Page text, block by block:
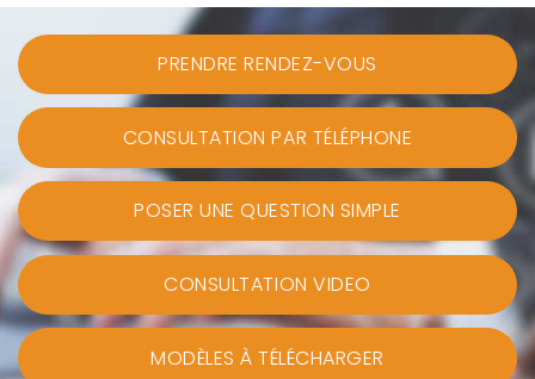
PRENDRE RENDEZ-VOUS
CONSULTATION PAR TÉLÉPHONE
POSER UNE QUESTION SIMPLE
CONSULTATION VIDEO
MODÈLES À TÉLÉCHARGER